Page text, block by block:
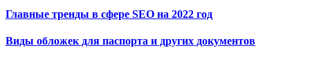
Главные тренды в сфере SEO на 2022 год
Виды обложек для паспорта и других документов